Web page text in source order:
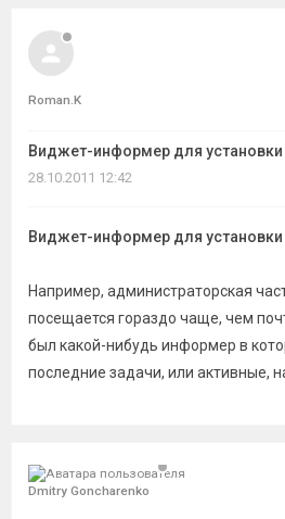
Активные
темы
Roman.K
Виджет-информер для установки
28.10.2011 12:42
Виджет-информер для установки
Например, администраторская
посещается гораздо чаще, чем
был какой-нибудь информер в
последние задачи, или активные,
Dmitry Goncharenko